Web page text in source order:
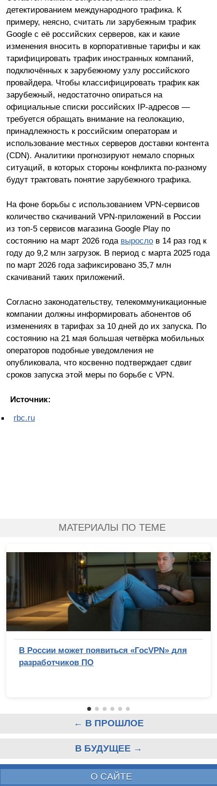
детектированием международного трафика. К
примеру, неясно, считать ли зарубежным трафик
Google с её российских серверов, как и какие
изменения вносить в корпоративные тарифы и как
тарифицировать трафик иностранных компаний,
подключённых к зарубежному узлу российского
провайдера. Чтобы классифицировать трафик как
зарубежный, недостаточно опираться на
официальные списки российских IP-адресов —
требуется обращать внимание на геолокацию,
принадлежность к российским операторам и
использование местных серверов доставки контента
(CDN). Аналитики прогнозируют немало спорных
ситуаций, в которых стороны конфликта по-разному
будут трактовать понятие зарубежного трафика.
На фоне борьбы с использованием VPN-сервисов
количество скачиваний VPN-приложений в России
из топ-5 сервисов магазина Google Play по
состоянию на март 2026 года вырослов 14 раз год к
году до 9,2 млн загрузок. В период с марта 2025 года
по март 2026 года зафиксировано 35,7 млн
скачиваний таких приложений.
Согласно законодательству, телекоммуникационные
компании должны информировать абонентов об
изменениях в тарифах за 10 дней до их запуска. По
состоянию на 21 мая большая четвёрка мобильных
операторов подобные уведомления не
опубликовала, что косвенно подтверждает сдвиг
сроков запуска этой меры по борьбе с VPN.
Источник:
rbc.ru
МАТЕРИАЛЫ ПО ТЕМЕ
В России может появиться «ГосVPN» для
разработчиков ПО
← В ПРОШЛОЕ
В БУДУЩЕЕ →
О САЙТЕ